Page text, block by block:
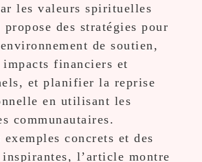
les valeurs spirituelles
des stratégies pour
de soutien,
impacts financiers et
et planifier la reprise
en utilisant les
communautaires.
exemples concrets et des
l’article montre